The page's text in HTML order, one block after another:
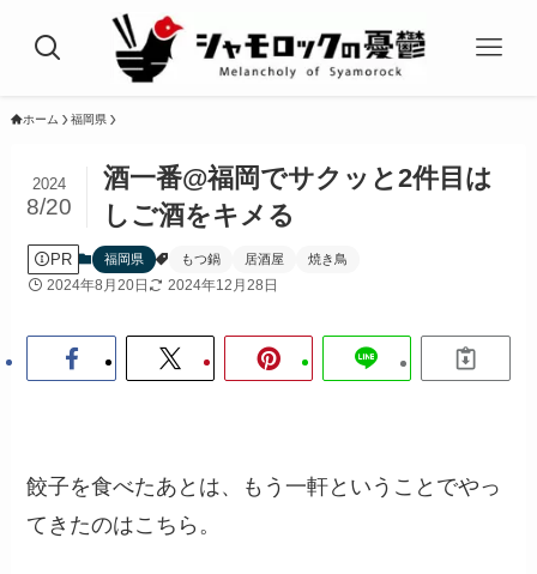
ホーム 福岡県
酒一番@福岡でサクッと2件目は
しご酒をキメる
2024
8/20
PR 福岡県 もつ鍋 居酒屋 焼き鳥
2024年8月20日 2024年12月28日
餃子を食べたあとは、もう一軒ということでやっ
てきたのはこちら。